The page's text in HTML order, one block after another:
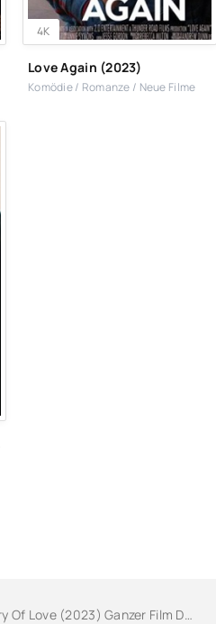
4K
Love Again (2023)
Komödie / Romanze / Neue Filme
(2023) Ganzer Film Deutsch Online Stream Anschauen